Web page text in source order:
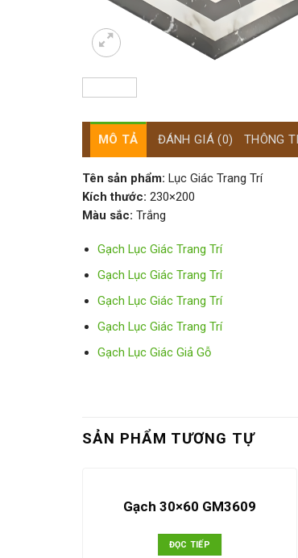
MÔ TẢ ĐÁNH GIÁ (0) THÔNG
Tên sản phẩm: Lục Giác Trang Trí
Kích thước: 230×200
Màu sắc: Trắng
Gạch Lục Giác Trang Trí
Gạch Lục Giác Trang Trí
Gạch Lục Giác Trang Trí
Gạch Lục Giác Trang Trí
Gạch Lục Giác Giả Gỗ
SẢN PHẨM TƯƠNG TỰ
Gạch 30×60 GM3609
ĐỌC TIẾP